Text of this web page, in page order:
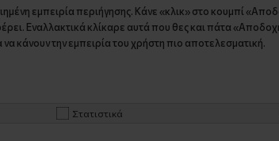
εμπειρία περιήγησης. Κάνε «κλικ» στο κουμπί
Εναλλακτικά κλίκαρε αυτά που θες και πάτα
κάνουν την εμπειρία του χρήστη πιο αποτελεσματική.
Στατιστικά